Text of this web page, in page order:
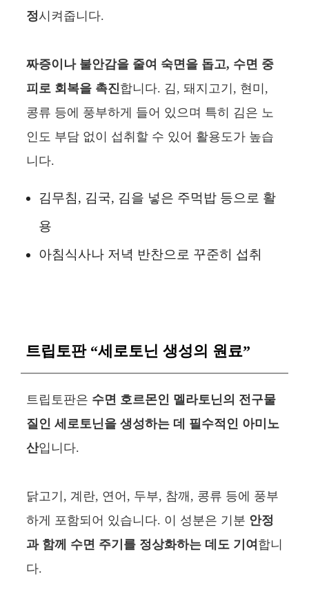
정시켜줍니다.
짜증이나 불안감을 줄여 숙면을 돕고, 수면 중
피로 회복을 촉진합니다. 김, 돼지고기, 현미,
콩류 등에 풍부하게 들어 있으며 특히 김은 노
인도 부담 없이 섭취할 수 있어 활용도가 높습
니다.
김무침, 김국, 김을 넣은 주먹밥 등으로 활
용
아침식사나 저녁 반찬으로 꾸준히 섭취
트립토판 “세로토닌 생성의 원료”
트립토판은 수면 호르몬인 멜라토닌의 전구물
질인 세로토닌을 생성하는 데 필수적인 아미노
산입니다.
닭고기, 계란, 연어, 두부, 참깨, 콩류 등에 풍부
하게 포함되어 있습니다. 이 성분은 기분 안정
과 함께 수면 주기를 정상화하는 데도 기여 합니
다.